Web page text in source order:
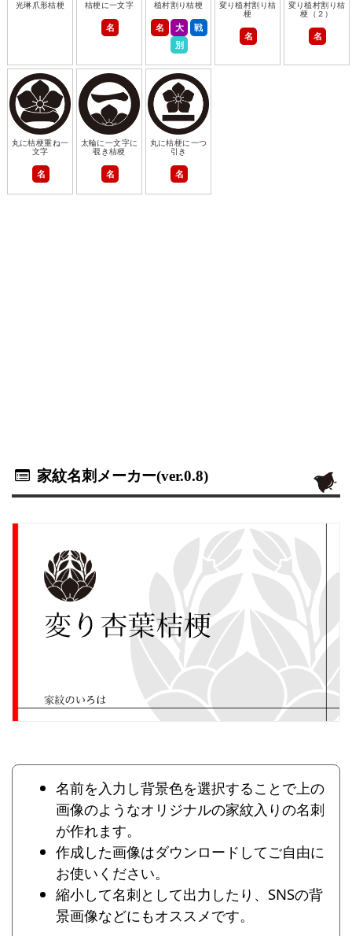
光琳爪形桔梗 桔梗に一文字
名
植村割り桔梗
名 大
戦
別
変り植村割り桔
梗
名
変り植村割り桔
梗（２）
名
丸に桔梗重ね一
文字
名
太輪に一文字に
覗き桔梗
名
丸に桔梗に一つ
引き
名
家紋名刺メーカー(ver.0.8)
名前を入力し背景色を選択することで上の
画像のようなオリジナルの家紋入りの名刺
が作れます。
作成した画像はダウンロードしてご自由に
お使いください。
縮小して名刺として出力したり、SNSの背
景画像などにもオススメです。